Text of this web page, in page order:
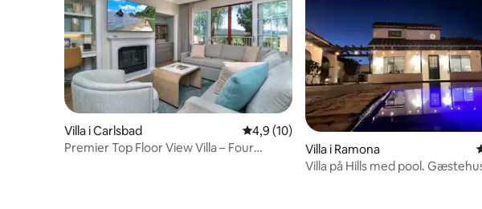
Villa i Carlsbad 4,9 ud af 5 i gennemsnitlig bedømmelse,
4,9 (10)
Premier Top Floor View Villa – Four
Villa i Ramona
Villa på Hills med pool.